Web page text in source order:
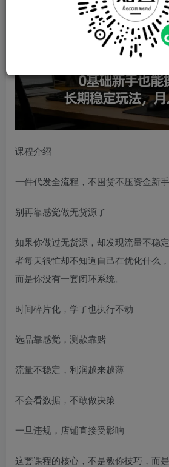
课程介绍
一件代发全流程，不囤货不压资金新
别再靠感觉做无货源了
如果你做过无货源，却发现流量不稳
者每天很忙却不知道自己在优化什么
而是你没有一套闭环系统。
时间碎片化，学了也执行不动
选品靠感觉，测款靠赌
流量不稳定，利润越来越薄
不会看数据，不敢做决策
一旦违规，店铺直接受影响
这套课程的核心，不是教你技巧，而